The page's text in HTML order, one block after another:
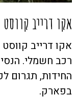
אקו דרייב
אקו דרייב
רכב חשמלי.
החידות, תגרום
בפארק.